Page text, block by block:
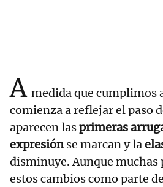
A medida que cumplimos
comienza a reflejar el paso
aparecen lasprimeras
expresiónse marcan y la
disminuye. Aunque muchas
estos cambios como parte